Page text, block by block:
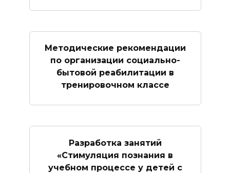
Методические рекомендации
по организации социально-
бытовой реабилитации в
тренировочном классе
Разработка занятий
«Стимуляция познания в
учебном процессе у детей с